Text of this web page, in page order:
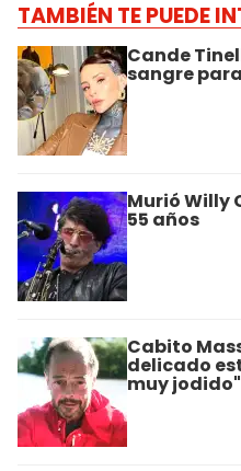
TAMBIÉN TE PUEDE
Cande
sangre
Murió Willy
55 años
Cabito
delicado
muy jodido"